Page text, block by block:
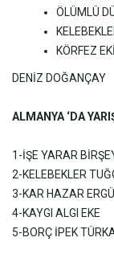
ÖLÜMLÜ
KÖRFEZ
DENİZ DOĞANÇAY
ALMANYA ‘DA
1-İŞE YARAR
2-KELEBEKLER
3-KAR HAZAR
4-KAYGI ALGI EKE
5-BORÇ İPEK